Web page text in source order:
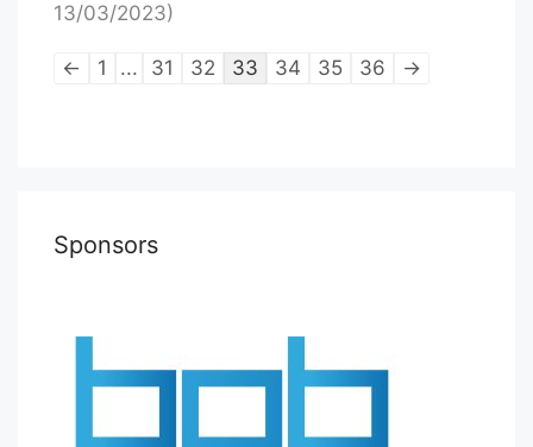
13/03/2023)
Lijstnavigatie
← 1 ... 31 32 33 34 35 36 →
Sponsors